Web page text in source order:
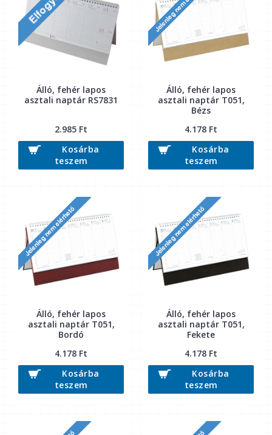
Álló, fehér lapos
asztali naptár RS7831
2.985 Ft
Kosárba
teszem
Álló, fehér lapos
asztali naptár T051,
Bézs
4.178 Ft
Kosárba
teszem
Álló, fehér lapos
asztali naptár T051,
Bordó
4.178 Ft
Kosárba
teszem
Álló, fehér lapos
asztali naptár T051,
Fekete
4.178 Ft
Kosárba
teszem